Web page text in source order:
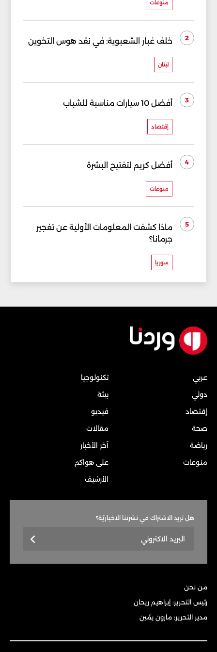
منوعات
2 خلف غبار الشعبوية: في نقد هوس التخوين
لبنان
3 أفضل 10 سيارات مناسبة للشباب
إقتصاد
4 أفضل كريم لتفتيح البشرة
منوعات
5
ماذا كشفت المعلومات الأولية عن تفجير
جرمانا؟
سوريا
عربي
دولي
إقتصاد
صحة
رياضة
منوعات
تكنولوجيا
بيئة
فيديو
مقالات
آخر الأخبار
على هواكم
الأرشيف
هل تريد الاشتراك في نشرتنا الاخباريّة؟
من نحن
رئيس التحرير: إبراهيم ريحان
مدير التحرير: مارون يمّين